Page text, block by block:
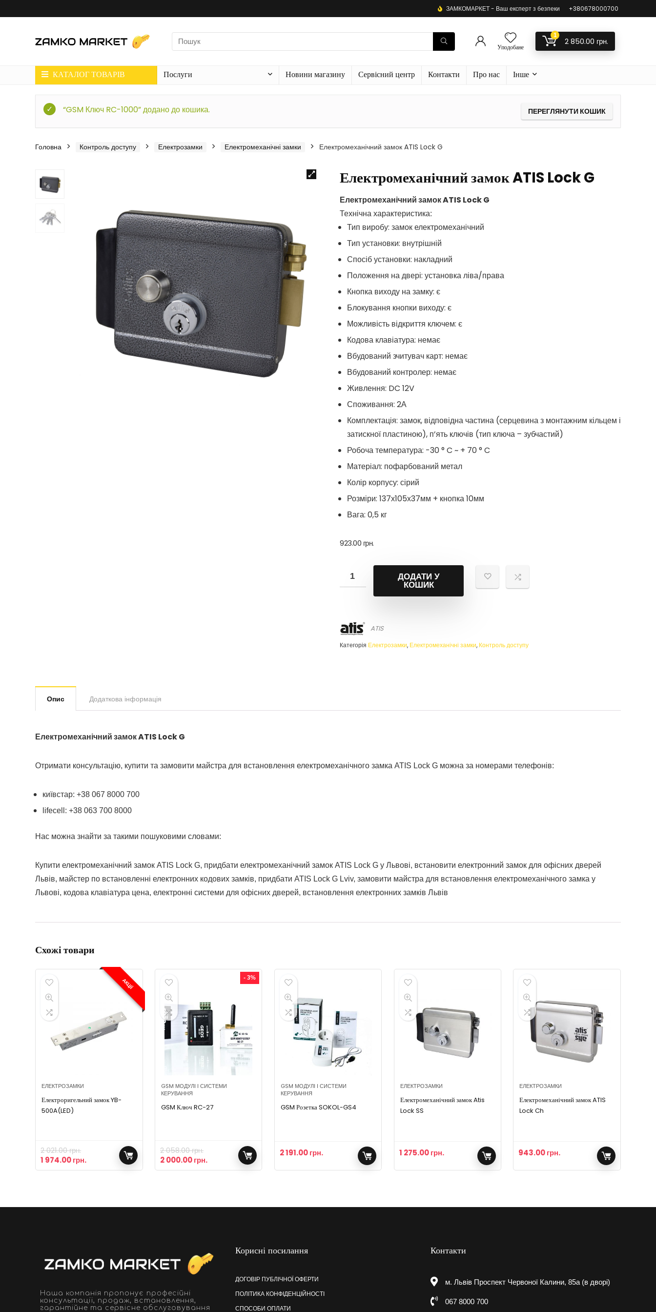
ЗАМКОМАРКЕТ - Ваш експерт з безпеки +380678000700
Уподобане
1
2 850.00 грн.
КАТАЛОГ ТОВАРІВ Послуги Новини магазину Сервісний центр Контакти Про нас Інше
ПЕРЕГЛЯНУТИ КОШИК
“GSM Ключ RC-1000” додано до кошика.
Головна Контроль доступу Електрозамки Електромеханічні замки Електромеханічний замок ATIS Lock G
Електромеханічний замок ATIS Lock G
Електромеханічний замок ATIS Lock G
Технічна характеристика:
Тип виробу: замок електромеханічний
Тип установки: внутрішній
Спосіб установки: накладний
Положення на двері: установка ліва/права
Кнопка виходу на замку: є
Блокування кнопки виходу: є
Можливість відкриття ключем: є
Кодова клавіатура: немає
Вбудований зчитувач карт: немає
Вбудований контролер: немає
Живлення: DC 12V
Споживання: 2А
Комплектація: замок, відповідна частина (серцевина з монтажним кільцем і
затискної пластиною), п’ять ключів (тип ключа – зубчастий)
Робоча температура: -30 ° C ~ + 70 ° C
Матеріал: пофарбований метал
Колір корпусу: сірий
Розміри: 137х105х37мм + кнопка 10мм
Вага: 0,5 кг
923.00 грн.
ДОДАТИ У
КОШИК
ATIS
Категорія Електрозамки, Електромеханічні замки, Контроль доступу
Опис Додаткова інформація
Електромеханічний замок ATIS Lock G
Отримати консультацію, купити та замовити майстра для встановлення електромеханічного замка ATIS Lock G можна за номерами телефонів:
київстар: +38 067 8000 700
lifecell: +38 063 700 8000
Нас можна знайти за такими пошуковими словами:
Купити електромеханічний замок ATIS Lock G, придбати електромеханічний замок ATIS Lock G у Львові, встановити електронний замок для офісних дверей
Львів, майстер по встановленні електронних кодових замків, придбати ATIS Lock G Lviv, замовити майстра для встановлення електромеханічного замка у
Львові, кодова клавіатура цена, електронні системи для офісних дверей, встановлення електронних замків Львів
Схожі товари
АКЦІЇ
ЕЛЕКТРОЗАМКИ
Електроригельний замок YB-
500A(LED)
2 021.00грн.
1 974.00грн.
- 3%
GSM МОДУЛІ І СИСТЕМИ
КЕРУВАННЯ
GSM Ключ RC-27
2 058.00грн.
2 000.00грн.
GSM МОДУЛІ І СИСТЕМИ
КЕРУВАННЯ
GSM Розетка SOKOL-GS4
2 191.00грн.
ЕЛЕКТРОЗАМКИ
Електромеханічний замок Atis
Lock SS
1 275.00грн.
ЕЛЕКТРОЗАМКИ
Електромеханічний замок ATIS
Lock Ch
943.00грн.
Наша компанія пропонує професійні
консультації, продаж, встановлення,
гарантійне та сервісне обслуговування
Корисні посилання
ДОГОВІР ПУБЛІЧНОЇ ОФЕРТИ
ПОЛІТИКА КОНФІДЕНЦІЙНОСТІ
СПОСОБИ ОПЛАТИ
Контакти
м. Львів Проспект Червоної Калини, 85а (в дворі)
067 8000 700